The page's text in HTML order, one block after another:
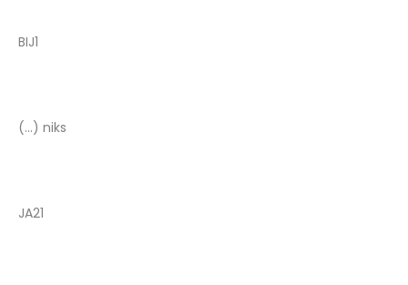
BIJ1
(...) niks
JA21